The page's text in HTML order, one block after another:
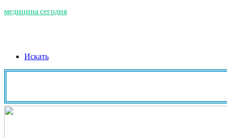
медицина сегодня
Искать